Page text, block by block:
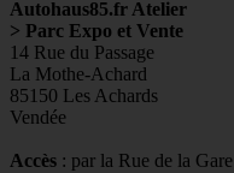
Autohaus85.fr Atelier
> Parc Expo et Vente
14 Rue du Passage
La Mothe-Achard
85150 Les Achards
Vendée
Accès : par la Rue de la Gare